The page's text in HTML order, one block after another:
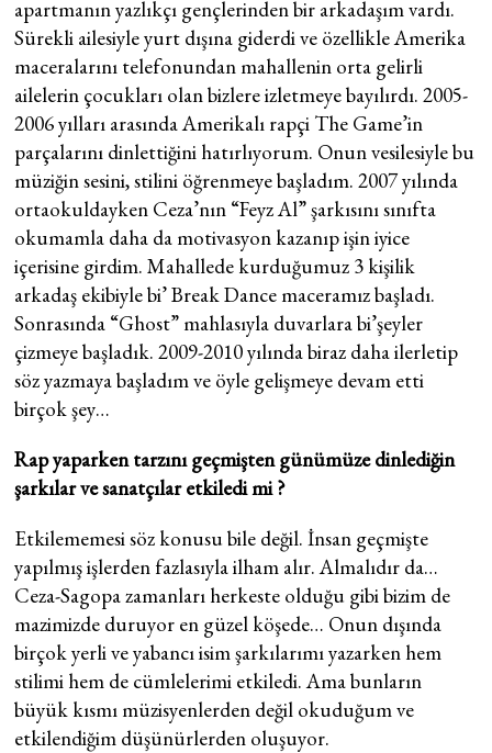
apartmanın yazlıkçı gençlerinden bir arkadaşım vardı.
Sürekli ailesiyle yurt dışına giderdi ve özellikle Amerika
maceralarını telefonundan mahallenin orta gelirli
ailelerin çocukları olan bizlere izletmeye bayılırdı. 2005-
2006 yılları arasında Amerikalı rapçi The Game’in
parçalarını dinlettiğini hatırlıyorum. Onun vesilesiyle bu
müziğin sesini, stilini öğrenmeye başladım. 2007 yılında
ortaokuldayken Ceza’nın “Feyz Al” şarkısını sınıfta
okumamla daha da motivasyon kazanıp işin iyice
içerisine girdim. Mahallede kurduğumuz 3 kişilik
arkadaş ekibiyle bi’ Break Dance maceramız başladı.
Sonrasında “Ghost” mahlasıyla duvarlara bi’şeyler
çizmeye başladık. 2009-2010 yılında biraz daha ilerletip
söz yazmaya başladım ve öyle gelişmeye devam etti
birçok şey…
Rap yaparken tarzını geçmişten günümüze dinlediğin
şarkılar ve sanatçılar etkiledi mi ?
Etkilememesi söz konusu bile değil. İnsan geçmişte
yapılmış işlerden fazlasıyla ilham alır. Almalıdır da…
Ceza-Sagopa zamanları herkeste olduğu gibi bizim de
mazimizde duruyor en güzel köşede… Onun dışında
birçok yerli ve yabancı isim şarkılarımı yazarken hem
stilimi hem de cümlelerimi etkiledi. Ama bunların
büyük kısmı müzisyenlerden değil okuduğum ve
etkilendiğim düşünürlerden oluşuyor.